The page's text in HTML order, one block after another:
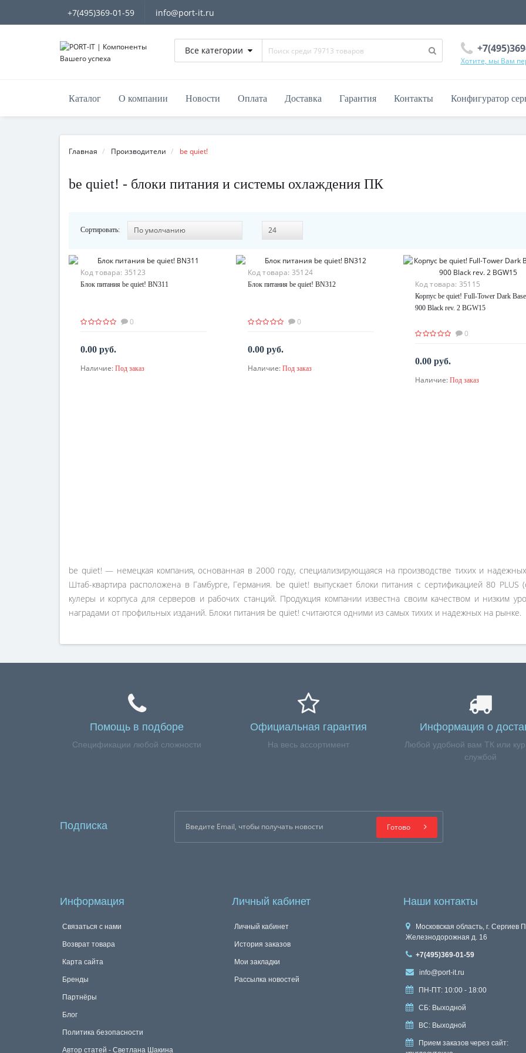
+7(495)369-01-59 info@port-it.ru
Все категории
Хотите, мы Вам
Каталог О компании Новости Оплата Доставка Гарантия Контакты Конфигуратор
Главная Производители be quiet!
be quiet! - блоки питания и системы охлаждения ПК
Сортировать:
Код товара: 35123
Блок питания be quiet! BN311
0
0.00 руб.
По запросу
Наличие: Под заказ
Код товара: 35124
Блок питания be quiet! BN312
0
0.00 руб.
По запросу
Наличие: Под заказ
Код товара: 35115
Корпус be quiet! Full-Tower Dark
900 Black rev. 2 BGW15
0
0.00 руб.
По запросу
Наличие: Под заказ
be quiet! — немецкая компания, основанная в 2000 году, специализирующаяся на производстве тихих и
Штаб-квартира расположена в Гамбурге, Германия. be quiet! выпускает блоки питания с сертификацией 80
кулеры и корпуса для серверов и рабочих станций. Продукция компании известна своим качеством и низким
наградами от профильных изданий. Блоки питания be quiet! считаются одними из самых тихих и надежных на рынке.
Помощь в подборе
Спецификации любой сложности
Официальная гарантия
На весь ассортимент
Информация о
Любой удобной вам ТК или
службой
Подписка Готово
Информация
Связаться с нами
Возврат товара
Карта сайта
Бренды
Партнёры
Блог
Политика безопасности
Автор статей - Светлана Шакина
Личный кабинет
Личный кабинет
История заказов
Мои закладки
Рассылка новостей
Наши контакты
Московская область, г. Сергиев
Железнодорожная д. 16
+7(495)369-01-59
info@port-it.ru
ПН-ПТ: 10:00 - 18:00
СБ: Выходной
ВС: Выходной
Прием заказов через сайт: